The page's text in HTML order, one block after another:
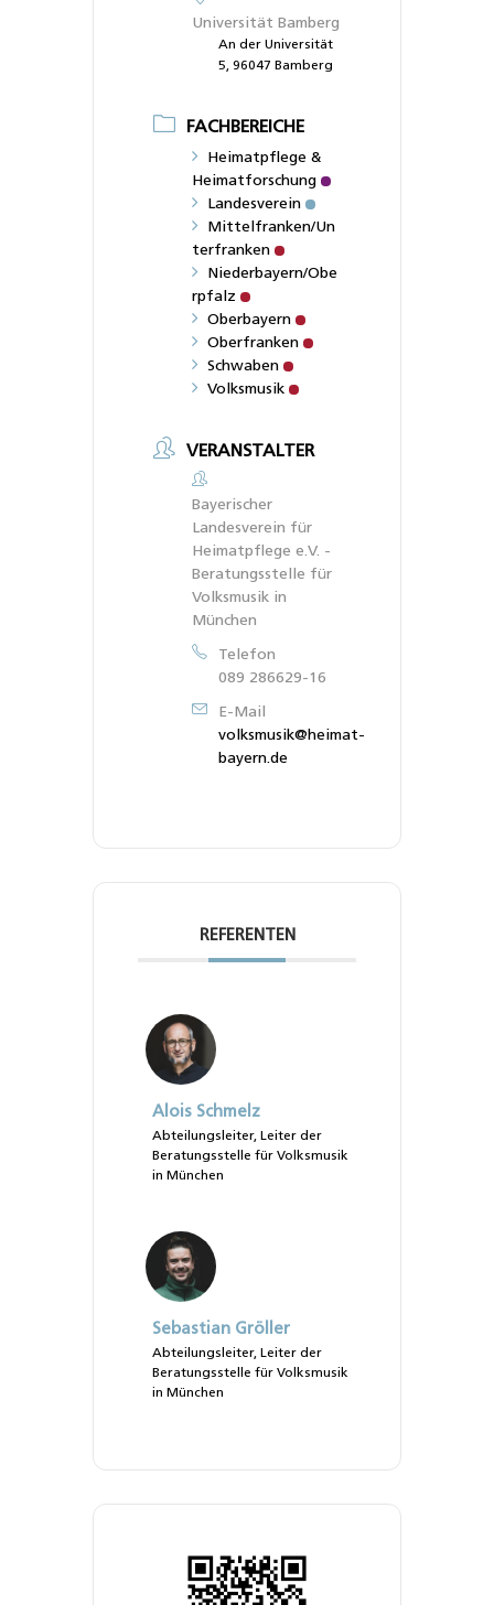
Universität Bamberg
An der Universität
5, 96047 Bamberg
FACHBEREICHE
Heimatpflege &
Heimatforschung
Landesverein
Mittelfranken/Un
terfranken
Niederbayern/Obe
rpfalz
Oberbayern
Oberfranken
Schwaben
Volksmusik
VERANSTALTER
Bayerischer
Landesverein für
Heimatpflege e.V. -
Beratungsstelle für
Volksmusik in
München
Telefon
089 286629-16
E-Mail
volksmusik@heimat-
bayern.de
REFERENTEN
Alois Schmelz
Abteilungsleiter, Leiter der
Beratungsstelle für Volksmusik
in München
Sebastian Gröller
Abteilungsleiter, Leiter der
Beratungsstelle für Volksmusik
in München